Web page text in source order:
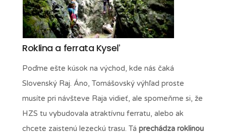
Roklina a ferrata Kyseľ
Poďme ešte kúsok na východ, kde nás čaká
Slovenský Raj. Áno, Tomášovský výhľad proste
musíte pri návšteve Raja vidieť, ale spomeňme si, že
HZS tu vybudovala atraktívnu ferratu, alebo ak
chcete zaistenú lezeckú trasu. Tá prechádza roklinou